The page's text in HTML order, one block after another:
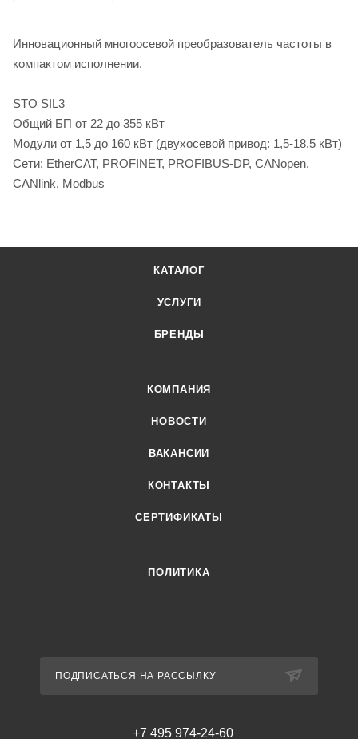
Инновационный многоосевой преобразователь частоты в
компактом исполнении.
STO SIL3
Общий БП от 22 до 355 кВт
Модули от 1,5 до 160 кВт (двухосевой привод: 1,5-18,5 кВт)
Сети: EtherCAT, PROFINET, PROFIBUS-DP, CANopen,
CANlink, Modbus
КАТАЛОГ
УСЛУГИ
БРЕНДЫ
КОМПАНИЯ
НОВОСТИ
ВАКАНСИИ
КОНТАКТЫ
СЕРТИФИКАТЫ
ПОЛИТИКА
ПОДПИСАТЬСЯ НА РАССЫЛКУ
+7 495 974-24-60